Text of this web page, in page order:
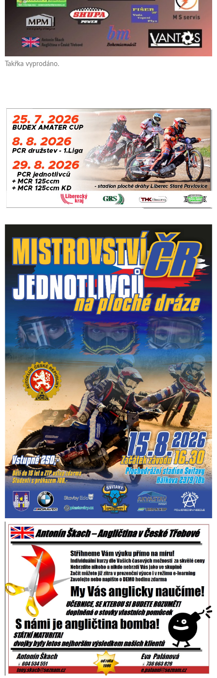
Takřka vyprodáno.